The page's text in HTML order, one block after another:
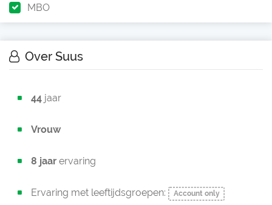
MBO
Over Suus
44 jaar
Vrouw
8 jaar ervaring
Ervaring met leeftijdsgroepen: Account only